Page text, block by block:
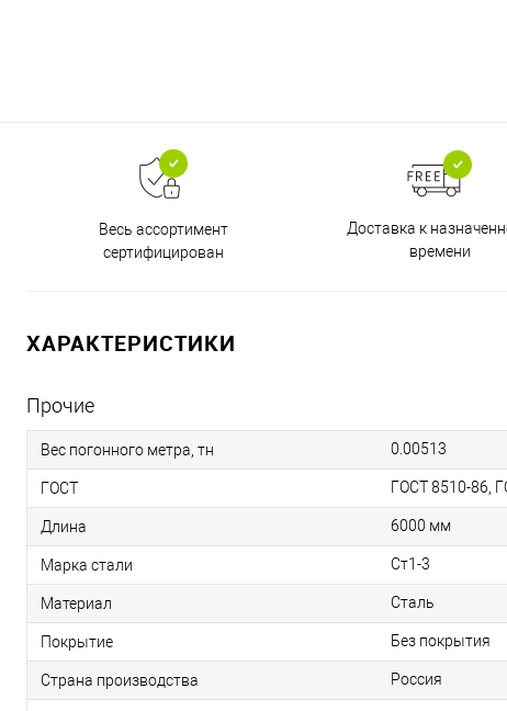
Весь ассортимент
сертифицирован
Доставка к
времени
ХАРАКТЕРИСТИКИ
Прочие
Вес погонного метра, тн 0.00513
ГОСТ ГОСТ 8510-86,
Длина 6000 мм
Марка стали Ст1-3
Материал Сталь
Покрытие Без покрытия
Страна производства Россия